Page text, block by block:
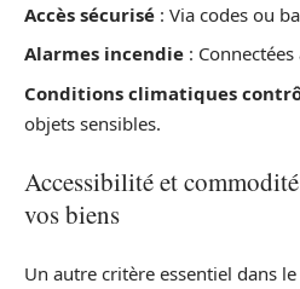
Accès sécurisé : Via codes ou
Alarmes incendie :
Conditions climatiques
objets sensibles.
Accessibilité et
vos biens
Un autre critère essentiel dans